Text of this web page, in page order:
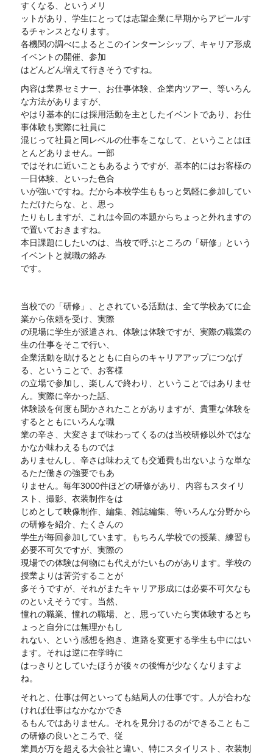
すくなる、というメリ
ットがあり、学生にとっては志望企業に早期からアピールす
るチャンスとなります。
各機関の調べによるとこのインターンシップ、キャリア形成
イベントの開催、参加
はどんどん増えて行きそうですね。
内容は業界セミナー、お仕事体験、企業内ツアー、等いろん
な方法がありますが、
やはり基本的には採用活動を主としたイベントであり、お仕
事体験も実際に社員に
混じって社員と同レベルの仕事をこなして、ということはほ
とんどありません。一部
ではそれに近いこともあるようですが、基本的にはお客様の
一日体験、といった色合
いが強いですね。だから本校学生ももっと気軽に参加してい
ただけたらな、と、思っ
たりもしますが、これは今回の本題からちょっと外れますの
で置いておきますね。
本日課題にしたいのは、当校で呼ぶところの「研修」という
イベントと就職の絡み
です。
当校での「研修」、とされている活動は、全て学校あてに企
業から依頼を受け、実際
の現場に学生が派遣され、体験は体験ですが、実際の職業の
生の仕事をそこで行い、
企業活動を助けるとともに自らのキャリアアップにつなげ
る、ということで、お客様
の立場で参加し、楽しんで終わり、ということではありませ
ん。実際に辛かった話、
体験談を何度も聞かされたことがありますが、貴重な体験を
するとともにいろんな職
業の辛さ、大変さまで味わってくるのは当校研修以外ではな
かなか味わえるものでは
ありませんし、辛さは味わえても交通費も出ないような単な
るただ働きの強要でもあ
りません。毎年3000件ほどの研修があり、内容もスタイリ
スト、撮影、衣装制作をは
じめとして映像制作、編集、雑誌編集、等いろんな分野から
の研修を紹介、たくさんの
学生が毎回参加しています。もちろん学校での授業、練習も
必要不可欠ですが、実際の
現場での体験は何物にも代えがたいものがあります。学校の
授業よりは苦労することが
多そうですが、それがまたキャリア形成には必要不可欠なも
のといえそうです。当然、
憧れの職業、憧れの職場、と、思っていたら実体験するとち
ょっと自分には無理かもし
れない、という感想を抱き、進路を変更する学生も中にはい
ます。それは逆に在学時に
はっきりとしていたほうが後々の後悔が少なくなりますよ
ね。
それと、仕事は何といっても結局人の仕事です。人が合わな
ければ仕事はなかなかでき
るもんではありません。それを見分けるのができることもこ
の研修の良いところで、従
業員が万を超える大会社と違い、特にスタイリスト、衣装制